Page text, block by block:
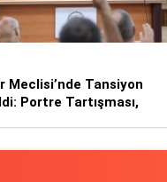
Meclisi’nde Tansiyon
Portre Tartışması,